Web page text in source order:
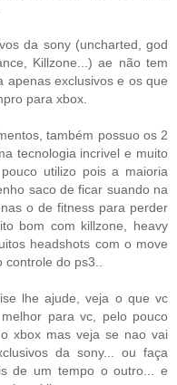
da sony (uncharted, god
Killzone...) ae não tem
apenas exclusivos e os que
para xbox.
também possuo os 2
tecnologia incrivel e muito
utilizo pois a maioria
saco de ficar suando na
o de fitness para perder
bom com killzone, heavy
headshots com o move
do ps3..
lhe ajude, veja o que vc
para vc, pelo pouco
xbox mas veja se nao vai
da sony... ou faça
de um tempo o outro... e